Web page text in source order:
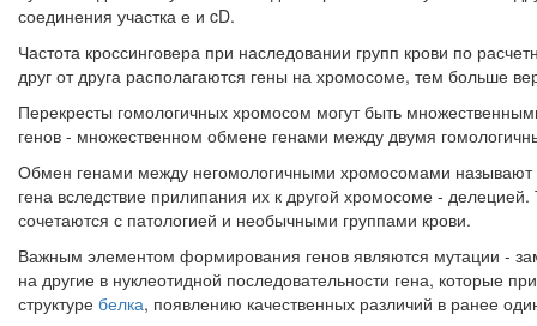
соединения участка е и cD.
Частота кроссинговера при наследовании групп крови по
друг от друга располагаются гены на хромосоме, тем больше
Перекресты гомологичных хромосом могут быть
генов - множественном обмене генами между дву­мя
Обмен генами между негомологичными хромосомами называют
гена вследствие прилипания их к другой хромосо­ме -
сочетаются с патологией и необычными группами крови.
Важным элементом формирования генов являются мутации -
на другие в нуклеотидной последовательности гена, которые
структуре белка, появлению ка­чественных различий в ранее